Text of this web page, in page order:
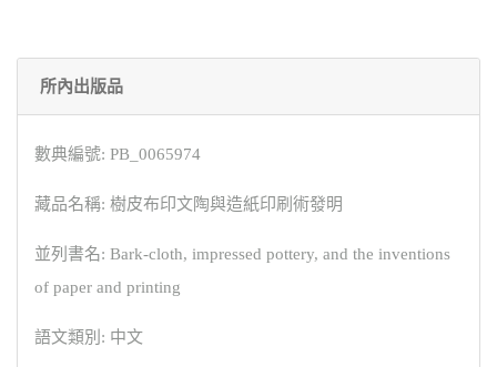
所內出版品
數典編號: PB_0065974
藏品名稱: 樹皮布印文陶與造紙印刷術發明
並列書名: Bark-cloth, impressed pottery, and the inventions
of paper and printing
語文類別: 中文